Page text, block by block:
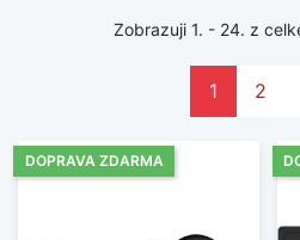
Zobrazuji 1. - 24. z
1 2
DOPRAVA ZDARMA